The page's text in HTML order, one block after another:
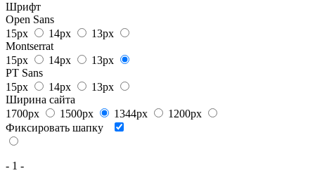
Шрифт
Open Sans
15px
14px
13px
Montserrat
15px
14px
13px
PT Sans
15px
14px
13px
Ширина сайта
1700px
1500px 1344px
1200px
Фиксировать шапку
- 1 -